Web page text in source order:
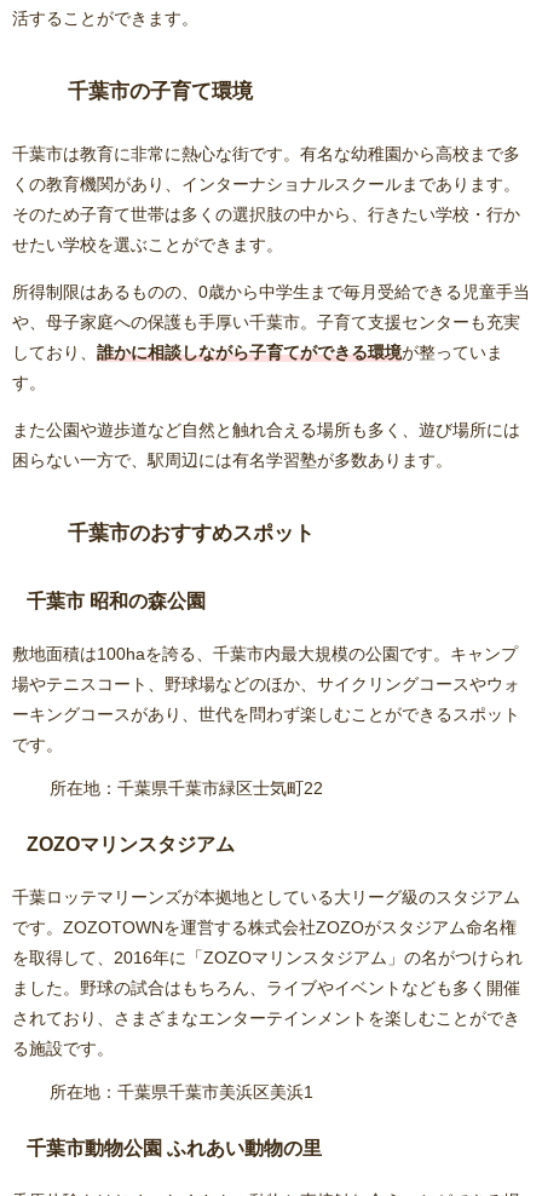
活することができます。
千葉市の子育て環境
千葉市は教育に非常に熱心な街です。有名な幼稚園から高校まで多
くの教育機関があり、インターナショナルスクールまであります。
そのため子育て世帯は多くの選択肢の中から、行きたい学校・行か
せたい学校を選ぶことができます。
所得制限はあるものの、0歳から中学生まで毎月受給できる児童手当
や、母子家庭への保護も手厚い千葉市。子育て支援センターも充実
しており、 誰かに相談しながら子育てができる環境が整っていま
す。
また公園や遊歩道など自然と触れ合える場所も多く、遊び場所には
困らない一方で、駅周辺には有名学習塾が多数あります。
千葉市のおすすめスポット
千葉市 昭和の森公園
敷地面積は100haを誇る、千葉市内最大規模の公園です。キャンプ
場やテニスコート、野球場などのほか、サイクリングコースやウォ
ーキングコースがあり、世代を問わず楽しむことができるスポット
です。
所在地：千葉県千葉市緑区士気町22
ZOZOマリンスタジアム
千葉ロッテマリーンズが本拠地としている大リーグ級のスタジアム
です。ZOZOTOWNを運営する株式会社ZOZOがスタジアム命名権
を取得して、2016年に「ZOZOマリンスタジアム」の名がつけられ
ました。野球の試合はもちろん、ライブやイベントなども多く開催
されており、さまざまなエンターテインメントを楽しむことができ
る施設です。
所在地：千葉県千葉市美浜区美浜1
千葉市動物公園 ふれあい動物の里